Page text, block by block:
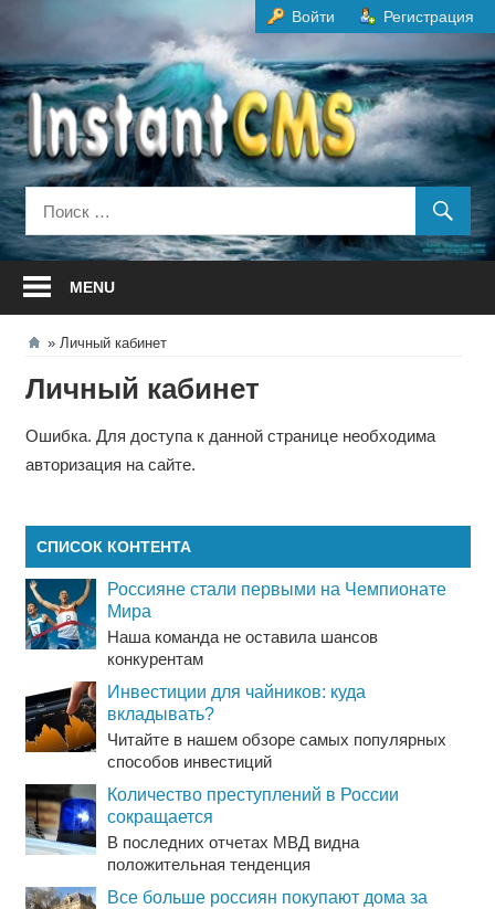
содержанию
Войти Регистрация
MENU
Личный кабинет
Личный кабинет
Ошибка. Для доступа к данной странице необходима
авторизация на сайте.
СПИСОК КОНТЕНТА
Россияне стали первыми на Чемпионате
Мира
Наша команда не оставила шансов
конкурентам
Инвестиции для чайников: куда
вкладывать?
Читайте в нашем обзоре самых популярных
способов инвестиций
Количество преступлений в России
сокращается
В последних отчетах МВД видна
положительная тенденция
Все больше россиян покупают дома за